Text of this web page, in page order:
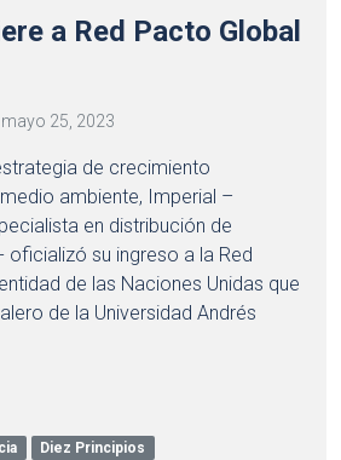
a Red Pacto Global
mayo 25, 2023
de crecimiento
ambiente, Imperial –
en distribución de
oficializó su ingreso a la Red
de las Naciones Unidas que
de la Universidad Andrés
Diez Principios